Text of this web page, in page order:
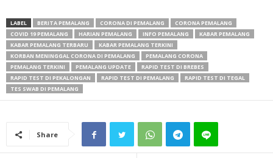
LABEL BERITA PEMALANG CORONA DI PEMALANG
CORONA PEMALANG
COVID 19 PEMALANG
HARIAN PEMALANG INFO PEMALANG
KABAR PEMALANG
KABAR PEMALANG TERBARU
KABAR PEMALANG TERKINI
KORBAN MENINGGAL CORONA DI PEMALANG
PEMALANG CORONA
PEMALANG TERKINI
PEMALANG UPDATE
RAPID TEST DI BREBES
RAPID TEST DI PEKALONGAN
RAPID TEST DI PEMALANG
RAPID TEST DI TEGAL
TES SWAB DI PEMALANG
Share